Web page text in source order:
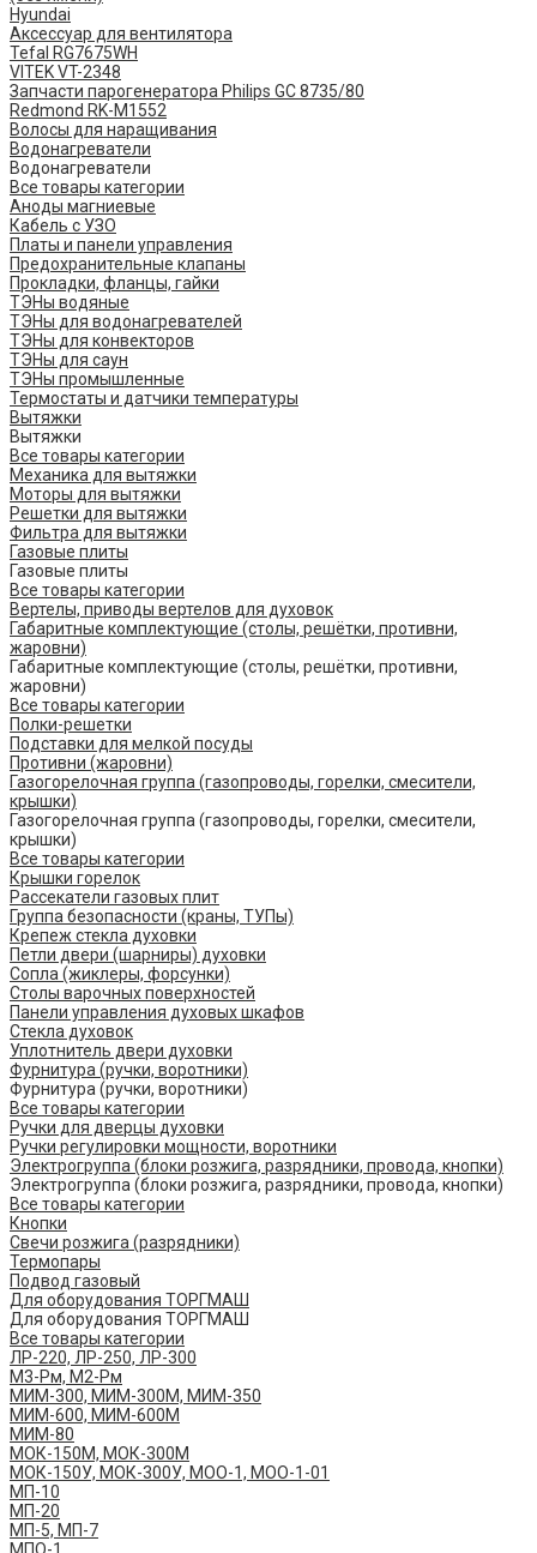
Hyundai
Аксессуар для вентилятора
Tefal RG7675WH
VITEK VT-2348
Запчасти парогенератора Philips GC 8735/80
Redmond RK-M1552
Волосы для наращивания
Водонагреватели
Водонагреватели
Все товары категории
Аноды магниевые
Кабель с УЗО
Платы и панели управления
Предохранительные клапаны
Прокладки, фланцы, гайки
ТЭНы водяные
ТЭНы для водонагревателей
ТЭНы для конвекторов
ТЭНы для саун
ТЭНы промышленные
Термостаты и датчики температуры
Вытяжки
Вытяжки
Все товары категории
Механика для вытяжки
Моторы для вытяжки
Решетки для вытяжки
Фильтра для вытяжки
Газовые плиты
Газовые плиты
Все товары категории
Вертелы, приводы вертелов для духовок
Габаритные комплектующие (столы, решётки, противни,
жаровни)
Габаритные комплектующие (столы, решётки, противни,
жаровни)
Все товары категории
Полки-решетки
Подставки для мелкой посуды
Противни (жаровни)
Газогорелочная группа (газопроводы, горелки, смесители,
крышки)
Газогорелочная группа (газопроводы, горелки, смесители,
крышки)
Все товары категории
Крышки горелок
Рассекатели газовых плит
Группа безопасности (краны, ТУПы)
Крепеж стекла духовки
Петли двери (шарниры) духовки
Сопла (жиклеры, форсунки)
Столы варочных поверхностей
Панели управления духовых шкафов
Стекла духовок
Уплотнитель двери духовки
Фурнитура (ручки, воротники)
Фурнитура (ручки, воротники)
Все товары категории
Ручки для дверцы духовки
Ручки регулировки мощности, воротники
Электрогруппа (блоки розжига, разрядники, провода, кнопки)
Электрогруппа (блоки розжига, разрядники, провода, кнопки)
Все товары категории
Кнопки
Свечи розжига (разрядники)
Термопары
Подвод газовый
Для оборудования ТОРГМАШ
Для оборудования ТОРГМАШ
Все товары категории
ЛР-220, ЛР-250, ЛР-300
М3-Рм, М2-Рм
МИМ-300, МИМ-300М, МИМ-350
МИМ-600, МИМ-600М
МИМ-80
МОК-150М, МОК-300М
МОК-150У, МОК-300У, МОО-1, МОО-1-01
МП-10
МП-20
МП-5, МП-7